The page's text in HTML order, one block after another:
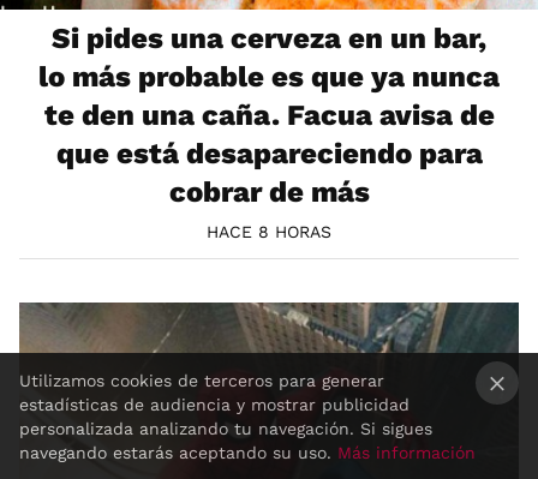
Si pides una cerveza en un bar,
lo más probable es que ya nunca
te den una caña. Facua avisa de
que está desapareciendo para
cobrar de más
HACE 8 HORAS
Utilizamos cookies de terceros para generar
estadísticas de audiencia y mostrar publicidad
personalizada analizando tu navegación. Si sigues
navegando estarás aceptando su uso. Más información